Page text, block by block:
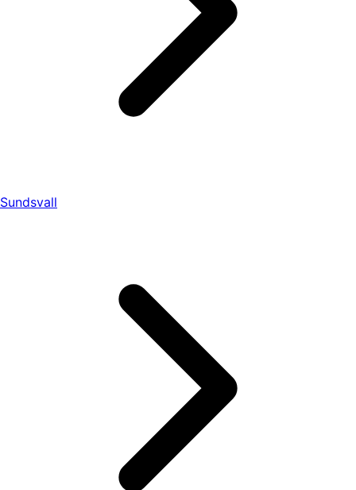
Sundsvall